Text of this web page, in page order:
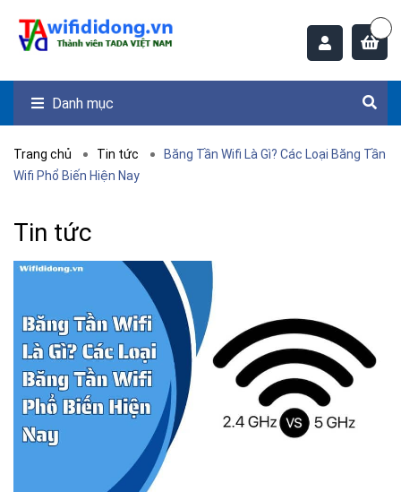
Danh mục
Trang chủ Tin tức
Băng Tần Wifi Là Gì? Các Loại Băng Tần
Wifi Phổ Biến Hiện Nay
Tin tức